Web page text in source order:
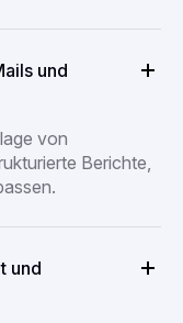
und
von
Berichte,
und